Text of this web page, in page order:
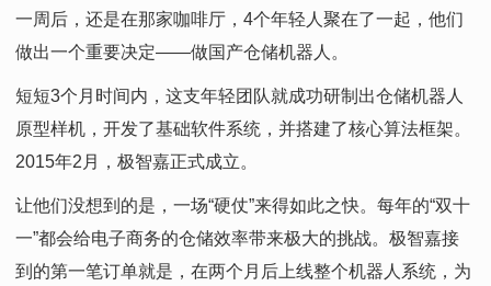
一周后，还是在那家咖啡厅，4个年轻人聚在了一起，他们
做出一个重要决定——做国产仓储机器人。
短短3个月时间内，这支年轻团队就成功研制出仓储机器人
原型样机，开发了基础软件系统，并搭建了核心算法框架。
2015年2月，极智嘉正式成立。
让他们没想到的是，一场“硬仗”来得如此之快。每年的“双十
一”都会给电子商务的仓储效率带来极大的挑战。极智嘉接
到的第一笔订单就是，在两个月后上线整个机器人系统，为